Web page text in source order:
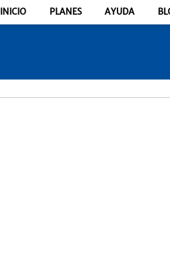
INICIO PLANES AYUDA